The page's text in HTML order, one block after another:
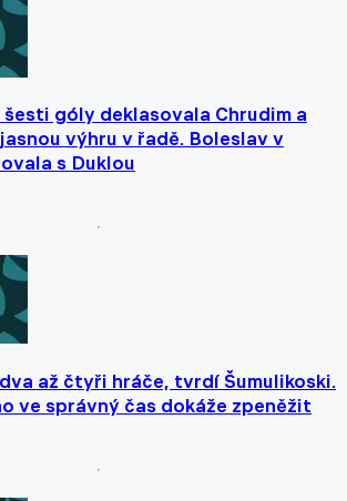
góly deklasovala Chrudim a
výhru v řadě. Boleslav v
s Duklou
až čtyři hráče, tvrdí Šumulikoski.
ve správný čas dokáže zpeněžit